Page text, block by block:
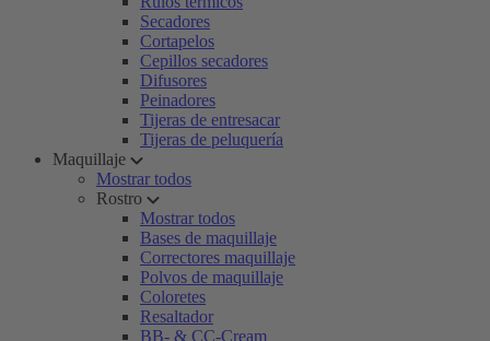
Secadores
Cortapelos
Cepillos secadores
Difusores
Peinadores
Tijeras de entresacar
Tijeras de peluquería
Maquillaje
Mostrar todos
Rostro
Mostrar todos
Bases de maquillaje
Correctores maquillaje
Polvos de maquillaje
Coloretes
Resaltador
BB- & CC-Cream